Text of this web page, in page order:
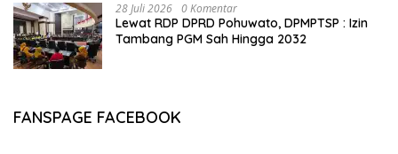
28 Juli 2026 0 Komentar
Lewat RDP DPRD Pohuwato, DPMPTSP : Izin
Tambang PGM Sah Hingga 2032
FANSPAGE FACEBOOK